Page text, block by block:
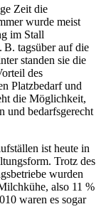
Zeit die
wurde meist
im Stall
tagsüber auf die
standen sie die
des
Platzbedarf und
die Möglichkeit,
und bedarfsgerecht
ist heute in
Trotz des
wurden
also 11 %
waren es sogar